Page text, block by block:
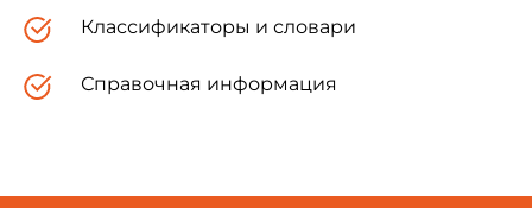
Классификаторы и словари
Справочная информация